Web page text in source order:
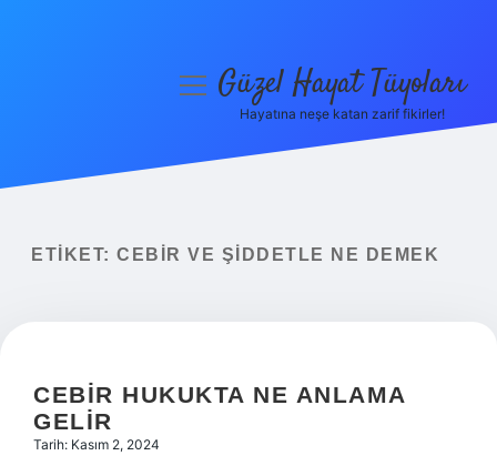
Yasal Uyarı
menüyüGüzel Hayat Tüyoları
Hayatına neşe katan zarif fikirler!
ETIKET: CEBIR VE ŞIDDETLE NE DEMEK
CEBIR HUKUKTA NE ANLAMA
GELIR
Tarih: Kasım 2, 2024